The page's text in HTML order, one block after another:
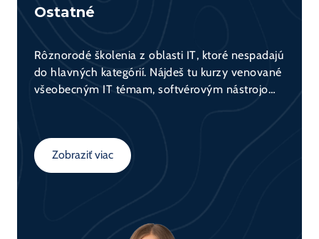
Ostatné
Rôznorodé školenia z oblasti IT, ktoré nespadajú
do hlavných kategórií. Nájdeš tu kurzy venované
všeobecným IT témam, softvérovým nástrojom,
voľba na rozšírenie svojho všeobecného
prehľadu v IT.
Zobraziť viac